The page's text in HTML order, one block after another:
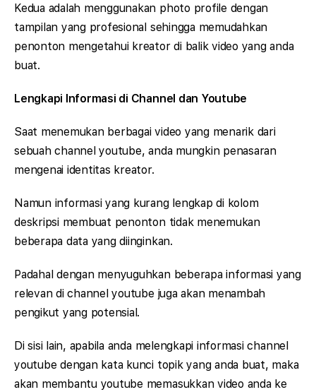
Kedua adalah menggunakan photo profile dengan
tampilan yang profesional sehingga memudahkan
penonton mengetahui kreator di balik video yang anda
buat.
Lengkapi Informasi di Channel dan Youtube
Saat menemukan berbagai video yang menarik dari
sebuah channel youtube, anda mungkin penasaran
mengenai identitas kreator.
Namun informasi yang kurang lengkap di kolom
deskripsi membuat penonton tidak menemukan
beberapa data yang diinginkan.
Padahal dengan menyuguhkan beberapa informasi yang
relevan di channel youtube juga akan menambah
pengikut yang potensial.
Di sisi lain, apabila anda melengkapi informasi channel
youtube dengan kata kunci topik yang anda buat, maka
akan membantu youtube memasukkan video anda ke